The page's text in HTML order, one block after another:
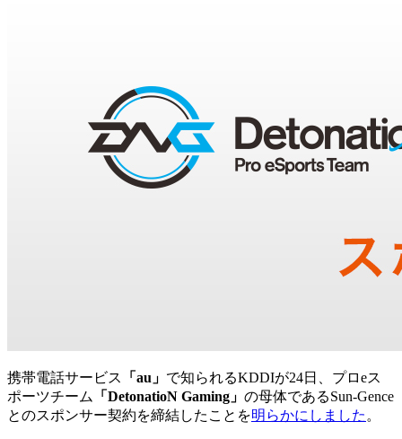
携帯電話サービス 「au」 で知られるKDDIが24日、プロeス
ポーツチーム
「DetonatioN Gaming」 の母体であるSun-Gence
とのスポンサー契約を締結したことを明らかにしました 。